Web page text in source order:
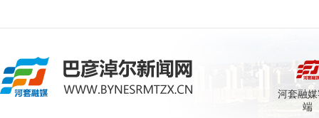
河套融
端